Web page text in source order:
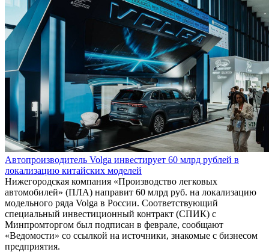
Автопроизводитель Volga инвестирует 60 млрд рублей в
локализацию китайских моделей
Нижегородская компания «Производство легковых
автомобилей» (ПЛА) направит 60 млрд руб. на локализацию
модельного ряда Volga в России. Соответствующий
специальный инвестиционный контракт (СПИК) с
Минпромторгом был подписан в феврале, сообщают
«Ведомости» со ссылкой на источники, знакомые с бизнесом
предприятия.